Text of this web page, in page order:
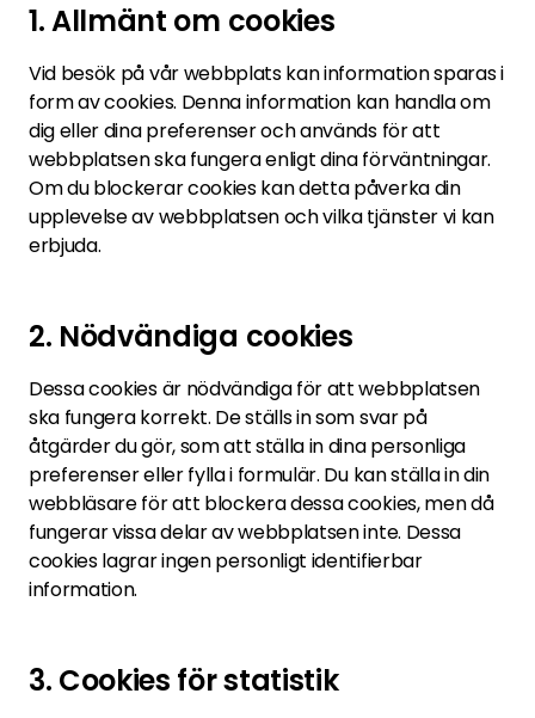
1. Allmänt om cookies
Vid besök på vår webbplats kan information sparas i
form av cookies. Denna information kan handla om
dig eller dina preferenser och används för att
webbplatsen ska fungera enligt dina förväntningar.
Om du blockerar cookies kan detta påverka din
upplevelse av webbplatsen och vilka tjänster vi kan
erbjuda.
2. Nödvändiga cookies
Dessa cookies är nödvändiga för att webbplatsen
ska fungera korrekt. De ställs in som svar på
åtgärder du gör, som att ställa in dina personliga
preferenser eller fylla i formulär. Du kan ställa in din
webbläsare för att blockera dessa cookies, men då
fungerar vissa delar av webbplatsen inte. Dessa
cookies lagrar ingen personligt identifierbar
information.
3. Cookies för statistik